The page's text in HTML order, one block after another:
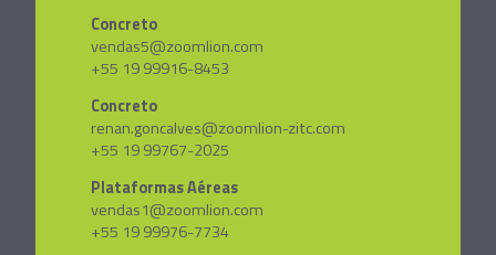
Concreto
vendas5@zoomlion.com
+55 19 99916-8453
Concreto
renan.goncalves@zoomlion-zitc.com
+55 19 99767-2025
Plataformas Aéreas
vendas1@zoomlion.com
+55 19 99976-7734